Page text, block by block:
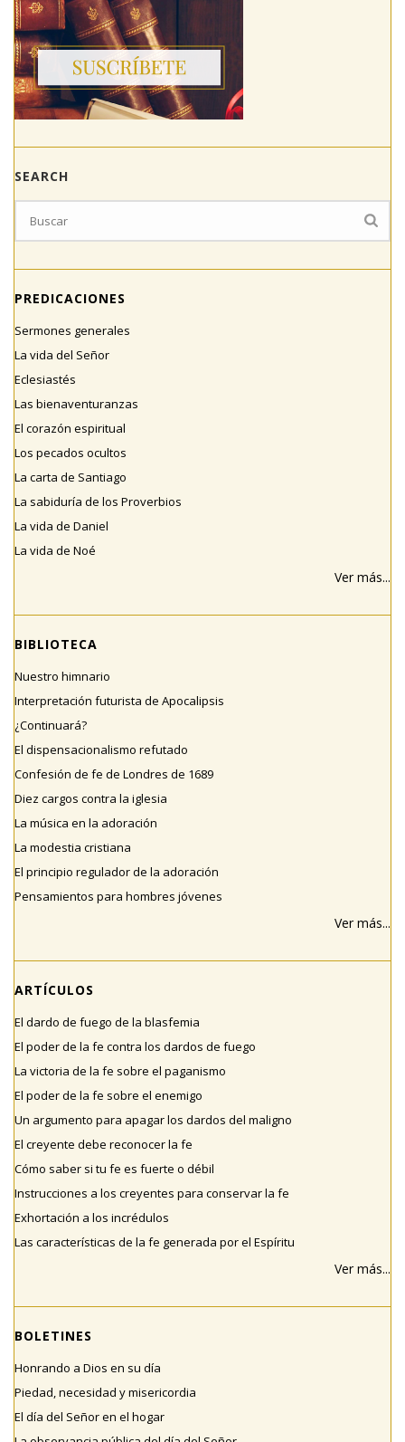
SEARCH
PREDICACIONES
Sermones generales
La vida del Señor
Eclesiastés
Las bienaventuranzas
El corazón espiritual
Los pecados ocultos
La carta de Santiago
La sabiduría de los Proverbios
La vida de Daniel
La vida de Noé
Ver más...
BIBLIOTECA
Nuestro himnario
Interpretación futurista de Apocalipsis
¿Continuará?
El dispensacionalismo refutado
Confesión de fe de Londres de 1689
Diez cargos contra la iglesia
La música en la adoración
La modestia cristiana
El principio regulador de la adoración
Pensamientos para hombres jóvenes
Ver más...
ARTÍCULOS
El dardo de fuego de la blasfemia
El poder de la fe contra los dardos de fuego
La victoria de la fe sobre el paganismo
El poder de la fe sobre el enemigo
Un argumento para apagar los dardos del maligno
El creyente debe reconocer la fe
Cómo saber si tu fe es fuerte o débil
Instrucciones a los creyentes para conservar la fe
Exhortación a los incrédulos
Las características de la fe generada por el Espíritu
Ver más...
BOLETINES
Honrando a Dios en su día
Piedad, necesidad y misericordia
El día del Señor en el hogar